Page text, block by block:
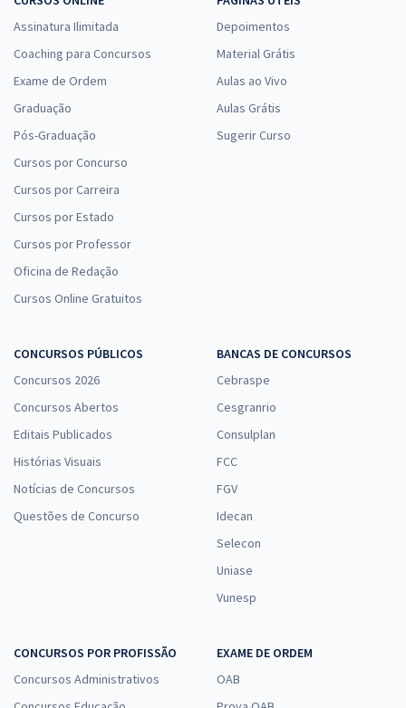
Assinatura Ilimitada
Coaching para Concursos
Exame de Ordem
Graduação
Pós-Graduação
Cursos por Concurso
Cursos por Carreira
Cursos por Estado
Cursos por Professor
Oficina de Redação
Cursos Online Gratuitos
Depoimentos
Material Grátis
Aulas ao Vivo
Aulas Grátis
Sugerir Curso
CONCURSOS PÚBLICOS
Concursos 2026
Concursos Abertos
Editais Publicados
Histórias Visuais
Notícias de Concursos
Questões de Concurso
BANCAS DE CONCURSOS
Cebraspe
Cesgranrio
Consulplan
FCC
FGV
Idecan
Selecon
Uniase
Vunesp
CONCURSOS POR PROFISSÃO
Concursos Administrativos
EXAME DE ORDEM
OAB